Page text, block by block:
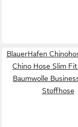
BlauerHafen
Chino Hose Slim
Baumwolle
Stoffhose